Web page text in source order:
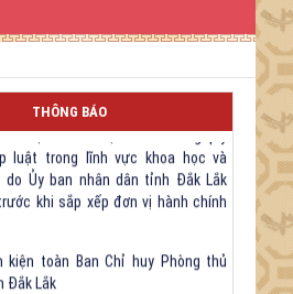
THÔNG BÁO
luật trong lĩnh vực khoa học và
do Ủy ban nhân dân tỉnh Đắk Lắk
khi sắp xếp đơn vị hành chính
kiện toàn Ban Chỉ huy Phòng thủ
Đắk Lắk
chấp thuận điều chỉnh chủ trương
Xây dựng nhà máy xử lý rác thải
Tuy Hòa, tỉnh Phú Yên (nay là